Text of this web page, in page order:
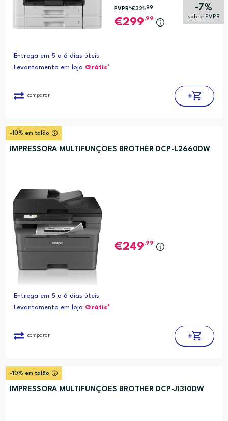
-7%
sobre PVPR
PVPR*€321 ,99
299,99
Entrega em 5 a 6 dias úteis
Levantamento em loja Grátis*
comparar
-10% em talão
IMPRESSORA MULTIFUNÇÕES BROTHER DCP-L2660DW
249,99
Entrega em 5 a 6 dias úteis
Levantamento em loja Grátis*
comparar
-10% em talão
IMPRESSORA MULTIFUNÇÕES BROTHER DCP-J1310DW